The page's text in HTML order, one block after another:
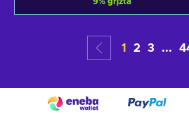
1 2 3 ...